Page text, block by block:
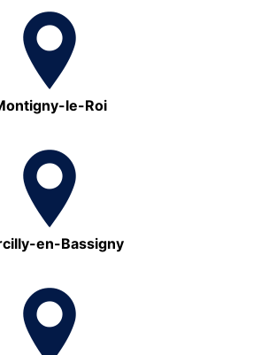
le-Roi
en-Bassigny